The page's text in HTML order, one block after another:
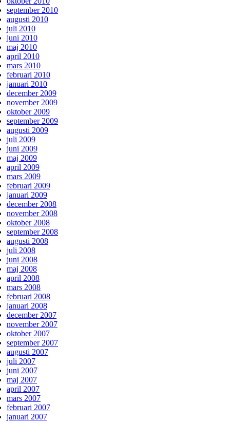
september 2010
augusti 2010
juli 2010
juni 2010
maj 2010
april 2010
mars 2010
februari 2010
januari 2010
december 2009
november 2009
oktober 2009
september 2009
augusti 2009
juli 2009
juni 2009
maj 2009
april 2009
mars 2009
februari 2009
januari 2009
december 2008
november 2008
oktober 2008
september 2008
augusti 2008
juli 2008
juni 2008
maj 2008
april 2008
mars 2008
februari 2008
januari 2008
december 2007
november 2007
oktober 2007
september 2007
augusti 2007
juli 2007
juni 2007
maj 2007
april 2007
mars 2007
februari 2007
januari 2007